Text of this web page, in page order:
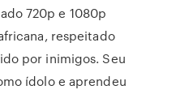
720p e 1080p
respeitado
por inimigos. Seu
ídolo e aprendeu